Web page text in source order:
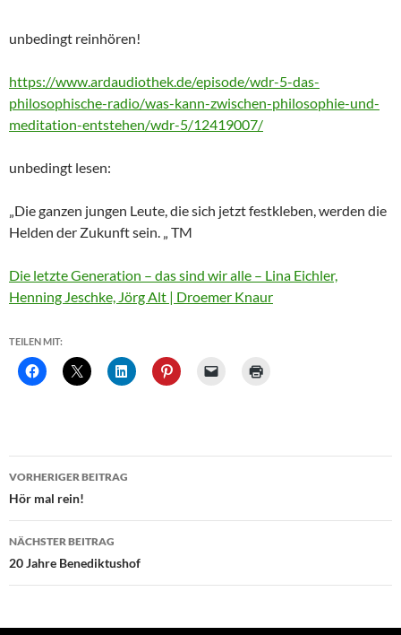
unbedingt reinhören!
https://www.ardaudiothek.de/episode/wdr-5-das-
philosophische-radio/was-kann-zwischen-philosophie-und-
meditation-entstehen/wdr-5/12419007/
unbedingt lesen:
„Die ganzen jungen Leute, die sich jetzt festkleben, werden die
Helden der Zukunft sein. „ TM
Die letzte Generation – das sind wir alle – Lina Eichler,
Henning Jeschke, Jörg Alt | Droemer Knaur
TEILEN MIT:
Beitragsnavigation
VORHERIGER BEITRAG
Hör mal rein!
NÄCHSTER BEITRAG
20 Jahre Benediktushof